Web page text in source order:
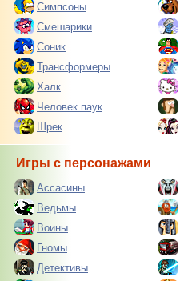
Симпсоны
Смешарики
Соник
Трансформеры
Халк
Человек паук
Шрек
Игры с персонажами
Ассасины
Ведьмы
Воины
Гномы
Детективы